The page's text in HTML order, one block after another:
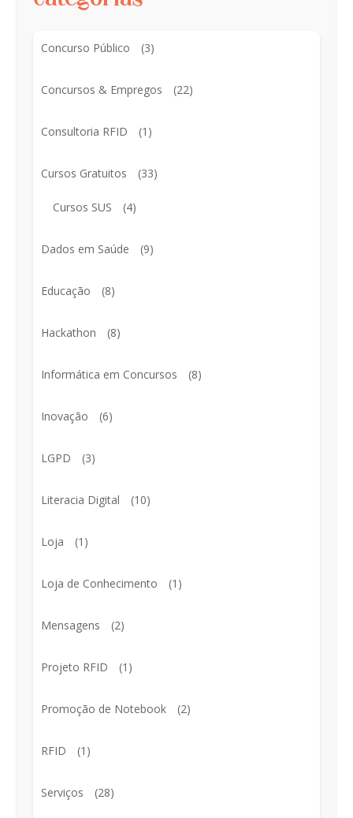
Concurso Público (3)
Concursos & Empregos (22)
Consultoria RFID (1)
Cursos Gratuitos (33)
Cursos SUS (4)
Dados em Saúde (9)
Educação (8)
Hackathon (8)
Informática em Concursos (8)
Inovação (6)
LGPD (3)
Literacia Digital (10)
Loja (1)
Loja de Conhecimento (1)
Mensagens (2)
Projeto RFID (1)
Promoção de Notebook (2)
RFID (1)
Serviços (28)